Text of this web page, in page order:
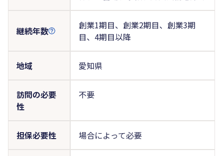
継続年数
創業1期目、創業2期目、創業3期
目、4期目以降
地域 愛知県
訪問の必要
性
不要
担保必要性 場合によって必要